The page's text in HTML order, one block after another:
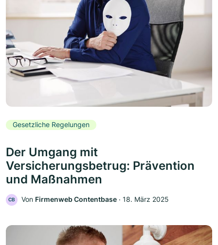
Gesetzliche Regelungen
Der Umgang mit
Versicherungsbetrug: Prävention
und Maßnahmen
CB Von Firmenweb Contentbase ‧ 18. März 2025